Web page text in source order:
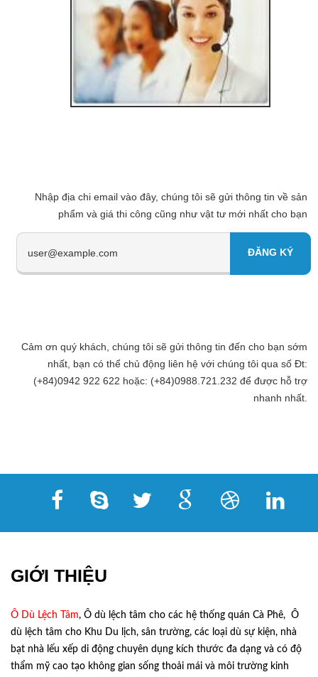
Nhập địa chi email vào đây, chúng tôi sẽ gửi thông tin về sản
phẩm và giá thi công cũng như vật tư mới nhất cho bạn
Cảm ơn quý khách, chúng tôi sẽ gửi thông tin đến cho bạn sớm
nhất, bạn có thể chủ động liên hệ với chúng tôi qua số Đt:
(+84)0942 922 622 hoặc: (+84)0988.721.232 để được hỗ trợ
nhanh nhất.
GIỚI THIỆU
Ô Dù Lệch Tâm, Ô dù lệch tâm cho các hệ thống quán Cà Phê, Ô
dù lệch tâm cho Khu Du lịch, sân trường, các loại dù sự kiện, nhà
bạt nhà lếu xếp di động chuyên dụng kích thước đa dạng và có độ
thẩm mỹ cao tạo không gian sống thoải mái và môi trường kinh